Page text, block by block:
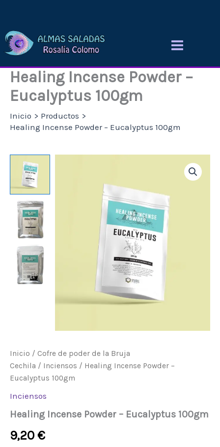
contenido
Healing Incense Powder –
Eucalyptus 100gm
Inicio
Productos
Healing Incense Powder – Eucalyptus 100gm
Inicio / Cofre de poder de la Bruja
Cechila / Inciensos / Healing Incense Powder –
Eucalyptus 100gm
Inciensos
Healing Incense Powder – Eucalyptus 100gm
9,20 €
Incense
Powder
100gm
cantidad